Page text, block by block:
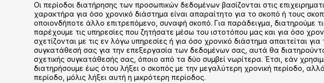
Οι περίοδοι διατήρησης των προσωπικών δεδομένων βασίζονται στις
χαρακτήρα για όσο χρονικό διάστημα είναι απαραίτητο για το σκοπό ή τους
οποιονδήποτε άλλο επιτρεπόμενο, συναφή σκοπό. Για παράδειγμα, διατηρούμε
παρέχουμε τις υπηρεσίες που ζητήσατε μέσω του ιστοτόπου μας και για όσο
σχετίζονται με τις εν λόγω υπηρεσίες ή για όσο χρονικό διάστημα απαιτείται
συγκατάθεσή σας για την επεξεργασία των δεδομένων σας, αυτά θα
σχετικής συγκατάθεσής σας, όποιο από τα δύο συμβεί νωρίτερα. Έτσι, εάν
διατηρήσουμε έως ότου λήξει ο σκοπός με την μεγαλύτερη χρονική περίοδο,
περίοδο, μόλις λήξει αυτή η μικρότερη περίοδος.